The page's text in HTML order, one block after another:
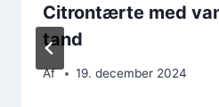
Citrontærte med
tand
Af 19. december 2024